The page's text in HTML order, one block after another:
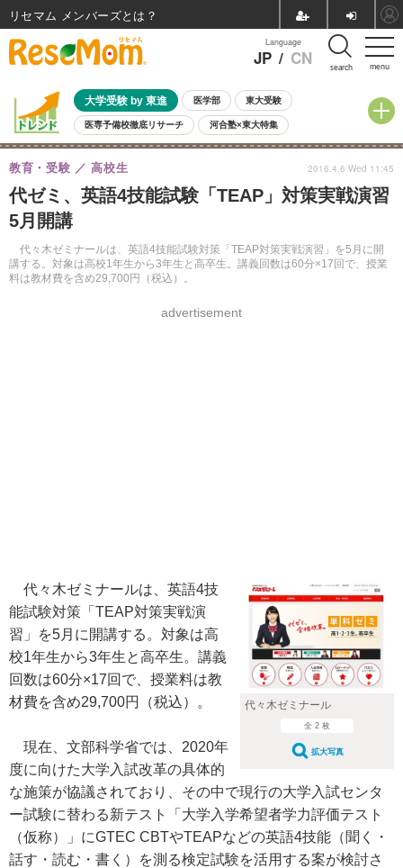
menu
Language
JP / CN search
大学受験 by 東進 医学部 東大受験
医専予備校徹底リサーチ 河合塾×東大特集
親子で考える大学選び 高校受験 中学受験 小学校受験
共通テスト 夏休み
8月開催イベント・WS 全国公立高校 過去問 人気記事
自由研究教材（小学生向け）
代ゼミ、英語4技能試験「TEAP」対策実戦演習
5月開講
代々木ゼミナールは、英語4技能試験対策「TEAP対策実戦演習」を5月に開
講する。対象は高校1年生から3年生と高卒生。講義回数は60分×17回で、授業
料は教材費を含め29,700円（税込）。
教育・受験 高校生
advertisement
2016.4.6 Wed 11:45
代々木ゼミナール
全 2 枚
拡大写真
代々木ゼミナールは、英語4技
能試験対策「TEAP対策実戦演
習」を5月に開講する。対象は高
校1年生から3年生と高卒生。講義
回数は60分×17回で、授業料は教
材費を含め29,700円（税込）。
現在、文部科学省では、2020年
度に向けた大学入試改革の具体的
な施策が協議されており、その中で現行の大学入試センタ
ー試験に替わる新テスト「大学入学希望者学力評価テスト
（仮称）」にGTEC CBTやTEAPなどの英語4技能（聞く・
話す・読む・書く）を測る検定試験を活用する案が検討さ
リセマム メンバーズ